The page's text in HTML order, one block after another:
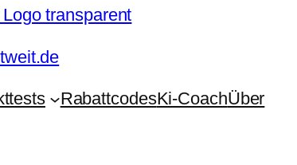
RabattcodesKi-CoachÜber